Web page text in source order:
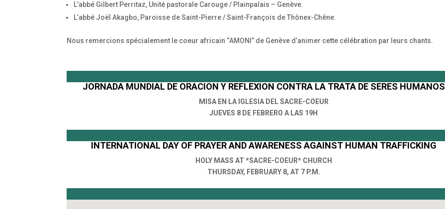
L’abbé Gilbert Perritaz, Unité pastorale Carouge / Plainpalais – Genève.
L’abbé Joël Akagbo, Paroisse de Saint-Pierre / Saint-François de Thônex-Chêne.
Nous remercions spécialement le coeur africain “AMONI” de Genève d’animer cette célébration par leurs chants.
JORNADA MUNDIAL DE ORACION Y REFLEXION CONTRA LA TRATA DE SERES HUMANOS
MISA EN LA IGLESIA DEL SACRE-COEUR
JUEVES 8 DE FEBRERO A LAS 19H
INTERNATIONAL DAY OF PRAYER AND AWARENESS AGAINST HUMAN TRAFFICKING
HOLY MASS AT *SACRE-COEUR* CHURCH
THURSDAY, FEBRUARY 8, AT 7 P.M.